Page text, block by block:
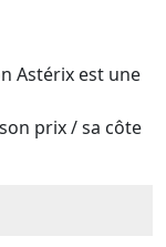
Astérix est une
prix / sa côte